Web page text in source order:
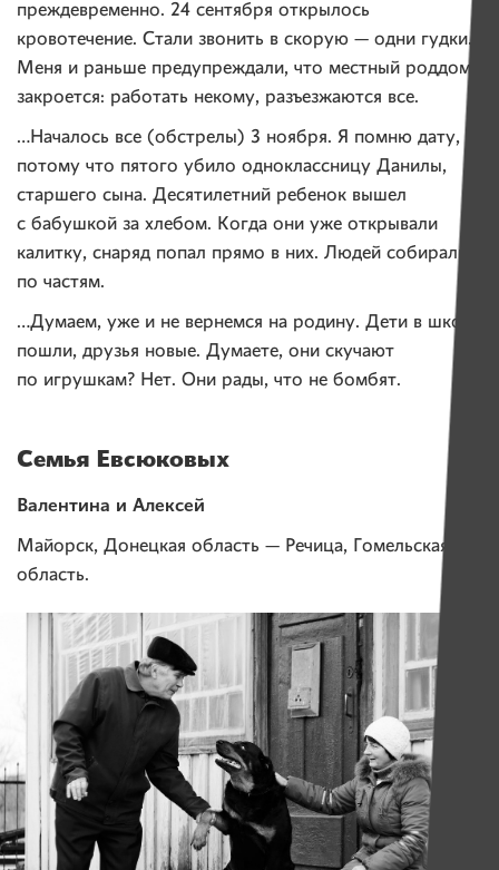
преждевременно. 24 сентября открылось
кровотечение. Стали звонить в скорую — одни гудки.
Меня и раньше предупреждали, что местный роддом
закроется: работать некому, разъезжаются все.
…Началось все (обстрелы) 3 ноября. Я помню дату,
потому что пятого убило одноклассницу Данилы,
старшего сына. Десятилетний ребенок вышел
с бабушкой за хлебом. Когда они уже открывали
калитку, снаряд попал прямо в них. Людей собирали
по частям.
…Думаем, уже и не вернемся на родину. Дети в школу
пошли, друзья новые. Думаете, они скучают
по игрушкам? Нет. Они рады, что не бомбят.
Семья Евсюковых
Валентина и Алексей
Майорск, Донецкая область — Речица, Гомельская
область.